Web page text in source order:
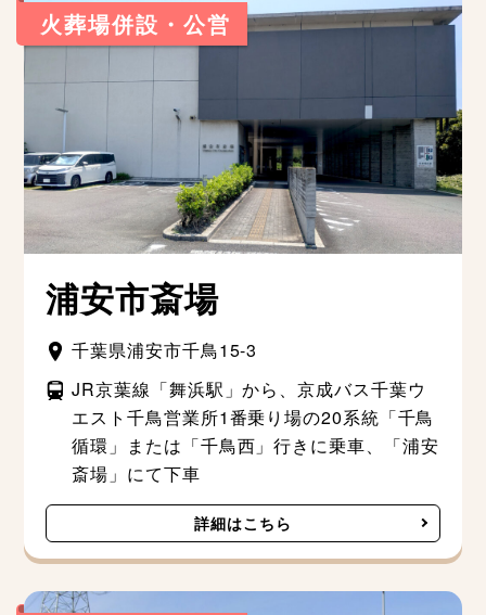
火葬場併設・公営
浦安市斎場
千葉県浦安市千鳥15-3
JR京葉線「舞浜駅」から、京成バス千葉ウ
エスト千鳥営業所1番乗り場の20系統「千鳥
循環」または「千鳥西」行きに乗車、「浦安
斎場」にて下車
詳細はこちら